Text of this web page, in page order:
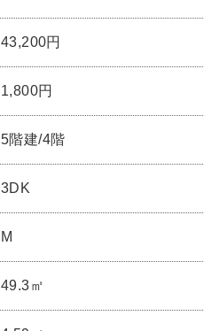
43,200円
1,800円
5階建/4階
3DK
M
49.3㎡